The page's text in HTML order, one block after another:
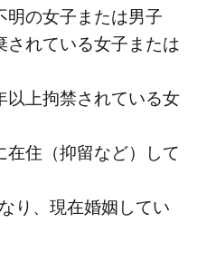
明の女子または男子
されている女子または
以上拘禁されている女
住（抑留など）して
り、現在婚姻してい